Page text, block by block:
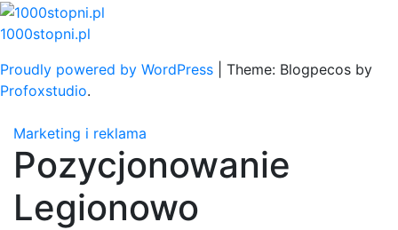
Skip
to
1000stopni.pl
Proudly powered by WordPress
Theme: Blogpecos by
Profoxstudio.
Marketing i reklama
Pozycjonowanie
Legionowo